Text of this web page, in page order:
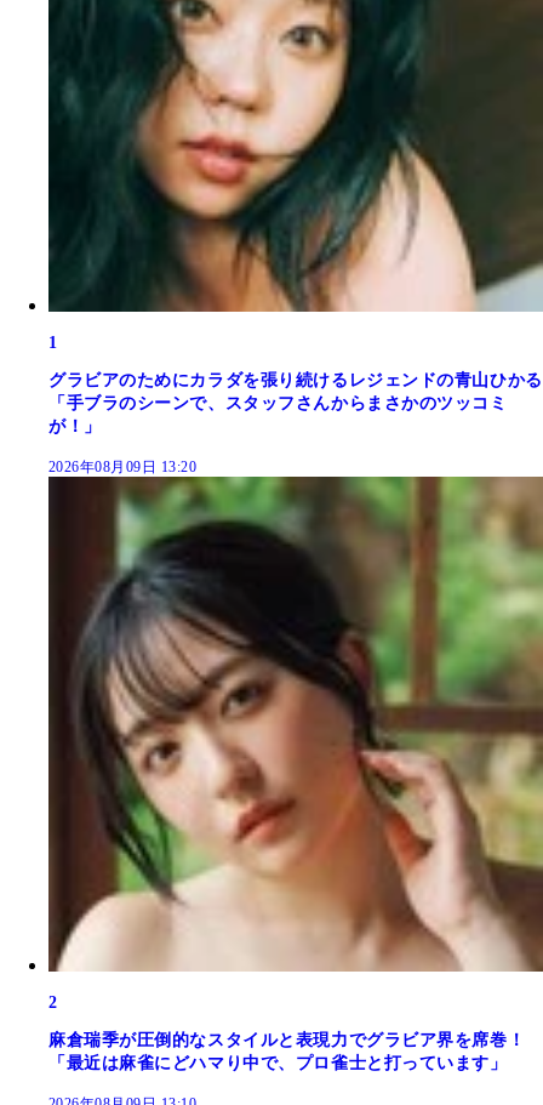
1
グラビアのためにカラダを張り続けるレジェンドの青山ひかる
「手ブラのシーンで、スタッフさんからまさかのツッコミ
が！」
2026年08月09日 13:20
2
麻倉瑞季が圧倒的なスタイルと表現力でグラビア界を席巻！
「最近は麻雀にどハマり中で、プロ雀士と打っています」